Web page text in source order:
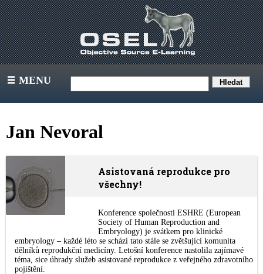
III MENU
Jan Nevoral
Asistovaná reprodukce pro
všechny!
Konference společnosti ESHRE (European
Society of Human Reproduction and
Embryology) je svátkem pro klinické
embryology – každé léto se schází tato stále se zvětšující komunita
dělníků reprodukční medicíny. Letošní konference nastolila zajímavé
téma, sice úhrady služeb asistované reprodukce z veřejného zdravotního
pojištění.